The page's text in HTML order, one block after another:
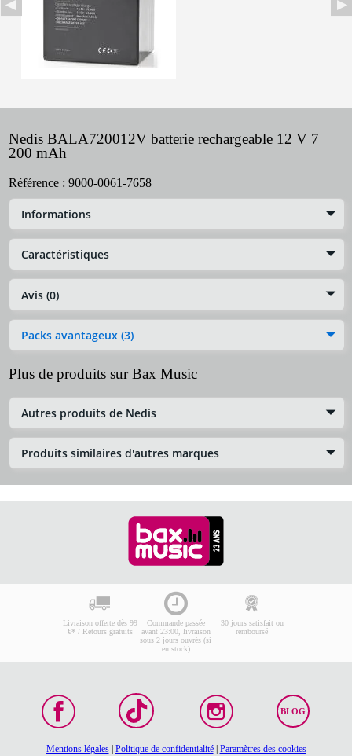
Nedis BALA720012V batterie rechargeable 12 V 7
200 mAh
Référence : 9000-0061-7658
Informations
Caractéristiques
Avis (0)
Packs avantageux (3)
Plus de produits sur Bax Music
Autres produits de Nedis
Produits similaires d'autres marques
Livraison offerte dès 99
€* / Retours gratuits
Commande passée
avant 23:00, livraison
sous 2 jours ouvrés (si
en stock)
30 jours satisfait ou
remboursé
BLOG
Mentions légales| Politique de confidentialité| Paramètres des cookies